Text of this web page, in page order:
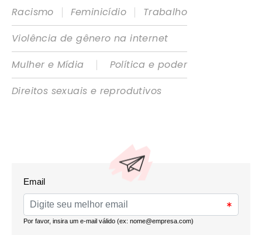
Racismo
| Feminicídio |
Trabalho
Violência de gênero na internet
Mulher e Mídia
|
Política e poder
Direitos sexuais e reprodutivos